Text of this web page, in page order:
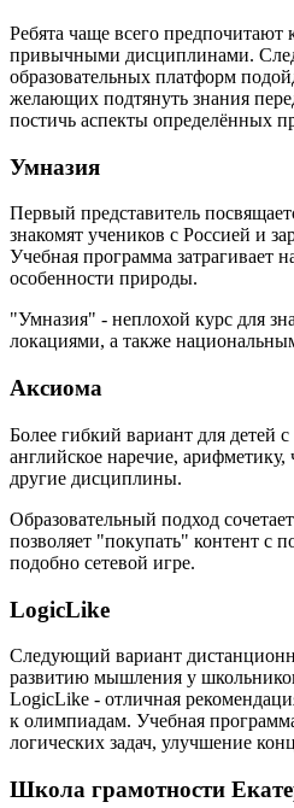
Ребята чаще всего предпочитают
привычными дисциплинами.
образовательных платформ
желающих подтянуть знания
постичь аспекты определённых
Умназия
Первый представитель
знакомят учеников с Россией и
Учебная программа затрагивает
особенности природы.
"Умназия" - неплохой курс для
локациями, а также
Аксиома
Более гибкий вариант для детей
английское наречие,
другие дисциплины.
Образовательный подход
позволяет "покупать" контент с
подобно сетевой игре.
LogicLike
Следующий вариант
развитию мышления у
LogicLike - отличная
к олимпиадам. Учебная
логических задач, улучшение
Школа грамотности